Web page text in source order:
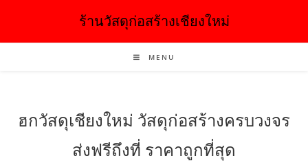
ร้านวัสดุก่อสร้างเชียงใหม่
MENU
ฮกวัสดุเชียงใหม่ วัสดุก่อสร้างครบวงจร
ส่งฟรีถึงที่ ราคาถูกที่สุด